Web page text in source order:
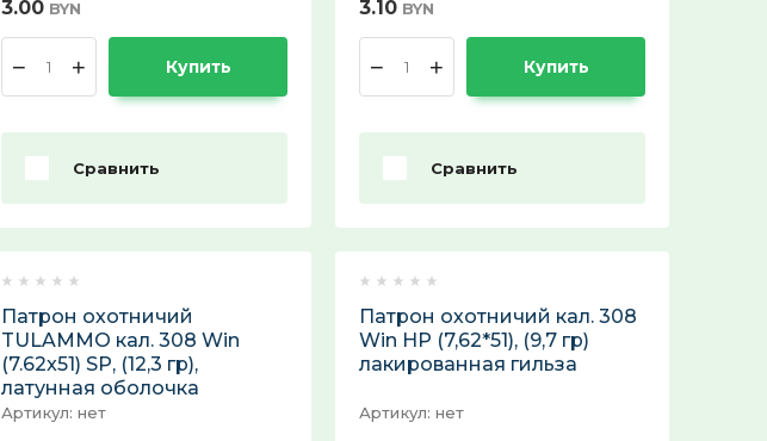
Нет в наличии:
Выберите...
Выберите...
3.00 BYN
− + Купить
Сравнить
3.10 BYN
− + Купить
Сравнить
Патрон охотничий
TULAMMO кал. 308 Win
(7.62x51) SP, (12,3 гр),
латунная оболочка
Артикул: нет
Патрон охотничий кал. 308
Win HP (7,62*51), (9,7 гр)
лакированная гильза
Артикул: нет